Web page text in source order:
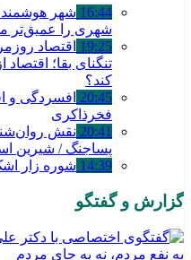
16:44 شهر هوشمند
شهری را عمیق‌تر
19:25 اقتصاد
تنگنای بقا؛
کند؟
20:45 افسردگی و
فخرذاکری
20:41 نقش
پساجنگ / شیرین
14:39 شوره زار
گزارش و گفتگو